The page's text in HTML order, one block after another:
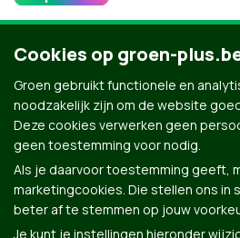
Groen.be
© Copyright Groen 2026 | Gemaakt met NationBuilder
Contact
Cookies op groen-
Groen gebruikt functionele en
noodzakelijk zijn om de website
Deze cookies verwerken geen
geen toestemming voor nodig.
Als je daarvoor toestemming geeft,
marketingcookies. Die stellen ons in
beter af te stemmen op jouw
Je kunt je instellingen hieronder